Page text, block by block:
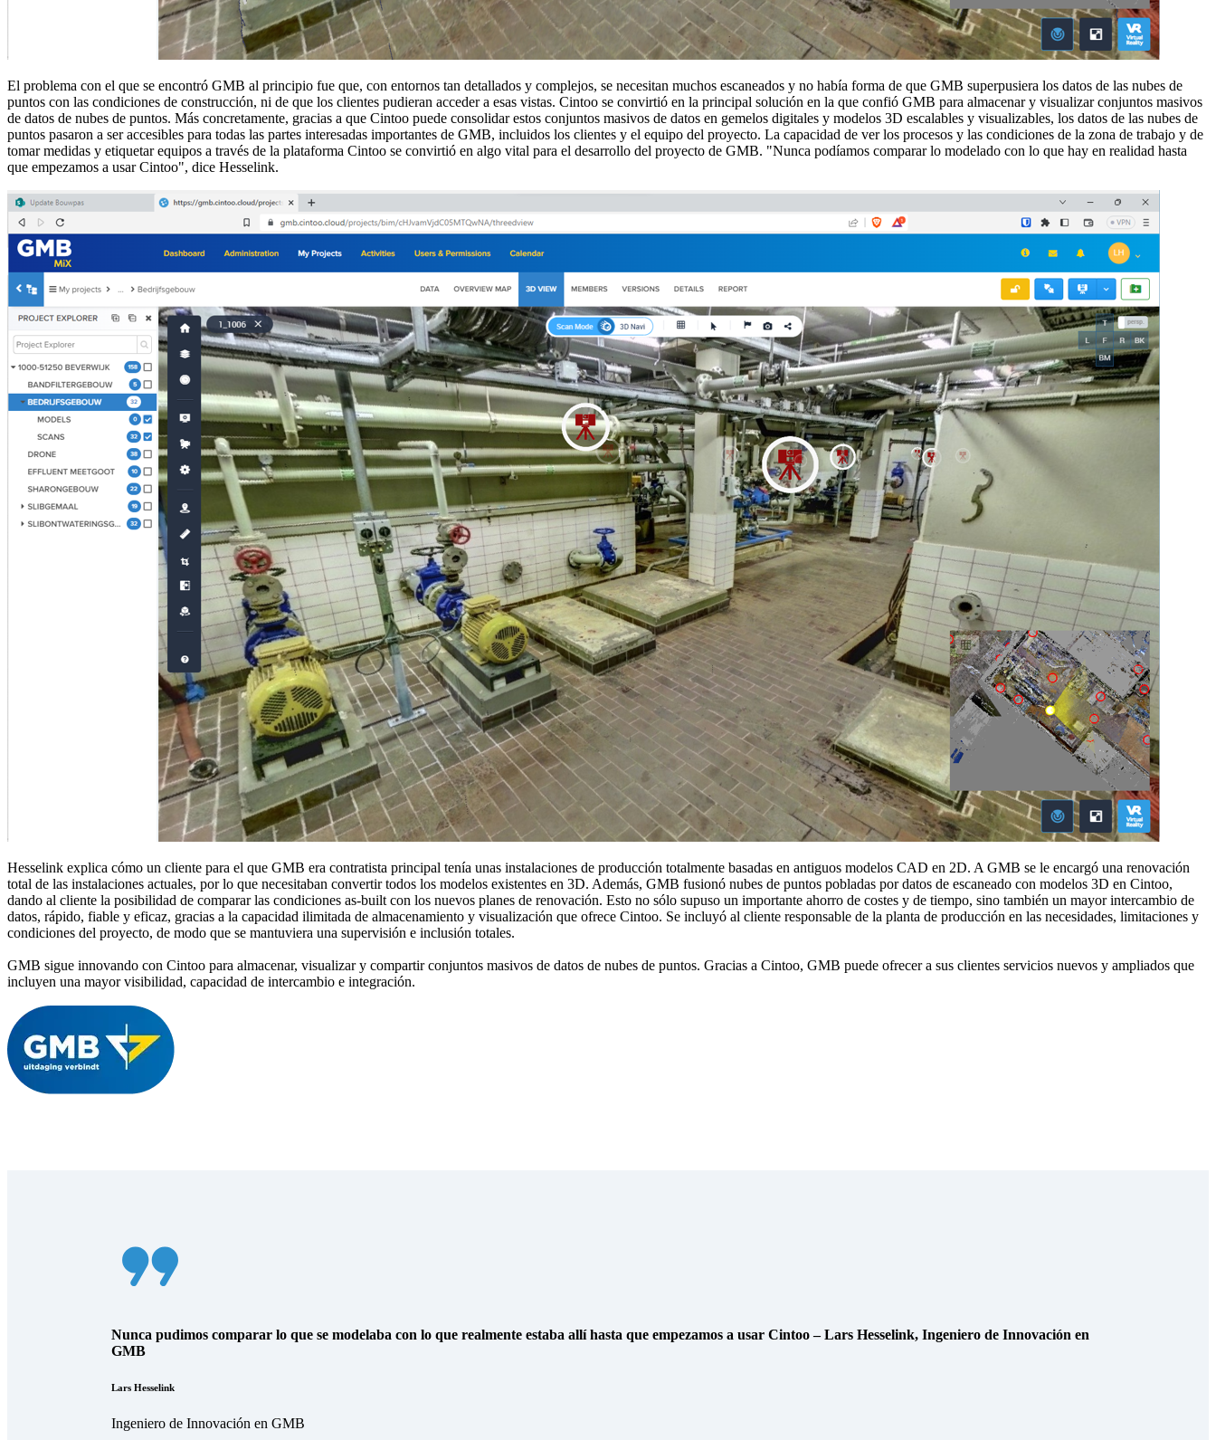
El problema con el que se encontró GMB al principio fue que, con entornos tan detallados y complejos, se necesitan muchos escaneados y no había forma de que GMB superpusiera los datos de las nubes de
puntos con las condiciones de construcción, ni de que los clientes pudieran acceder a esas vistas. Cintoo se convirtió en la principal solución en la que confió GMB para almacenar y visualizar conjuntos masivos
de datos de nubes de puntos. Más concretamente, gracias a que Cintoo puede consolidar estos conjuntos masivos de datos en gemelos digitales y modelos 3D escalables y visualizables, los datos de las nubes de
puntos pasaron a ser accesibles para todas las partes interesadas importantes de GMB, incluidos los clientes y el equipo del proyecto. La capacidad de ver los procesos y las condiciones de la zona de trabajo y de
tomar medidas y etiquetar equipos a través de la plataforma Cintoo se convirtió en algo vital para el desarrollo del proyecto de GMB. "Nunca podíamos comparar lo modelado con lo que hay en realidad hasta
que empezamos a usar Cintoo", dice Hesselink.
Hesselink explica cómo un cliente para el que GMB era contratista principal tenía unas instalaciones de producción totalmente basadas en antiguos modelos CAD en 2D. A GMB se le encargó una renovación
total de las instalaciones actuales, por lo que necesitaban convertir todos los modelos existentes en 3D. Además, GMB fusionó nubes de puntos pobladas por datos de escaneado con modelos 3D en Cintoo,
dando al cliente la posibilidad de comparar las condiciones as-built con los nuevos planes de renovación. Esto no sólo supuso un importante ahorro de costes y de tiempo, sino también un mayor intercambio de
datos, rápido, fiable y eficaz, gracias a la capacidad ilimitada de almacenamiento y visualización que ofrece Cintoo. Se incluyó al cliente responsable de la planta de producción en las necesidades, limitaciones y
condiciones del proyecto, de modo que se mantuviera una supervisión e inclusión totales.
GMB sigue innovando con Cintoo para almacenar, visualizar y compartir conjuntos masivos de datos de nubes de puntos. Gracias a Cintoo, GMB puede ofrecer a sus clientes servicios nuevos y ampliados que
incluyen una mayor visibilidad, capacidad de intercambio e integración.
Nunca pudimos comparar lo que se modelaba con lo que realmente estaba allí hasta que empezamos a usar Cintoo – Lars Hesselink, Ingeniero de Innovación en
GMB
Lars Hesselink
Ingeniero de Innovación en GMB